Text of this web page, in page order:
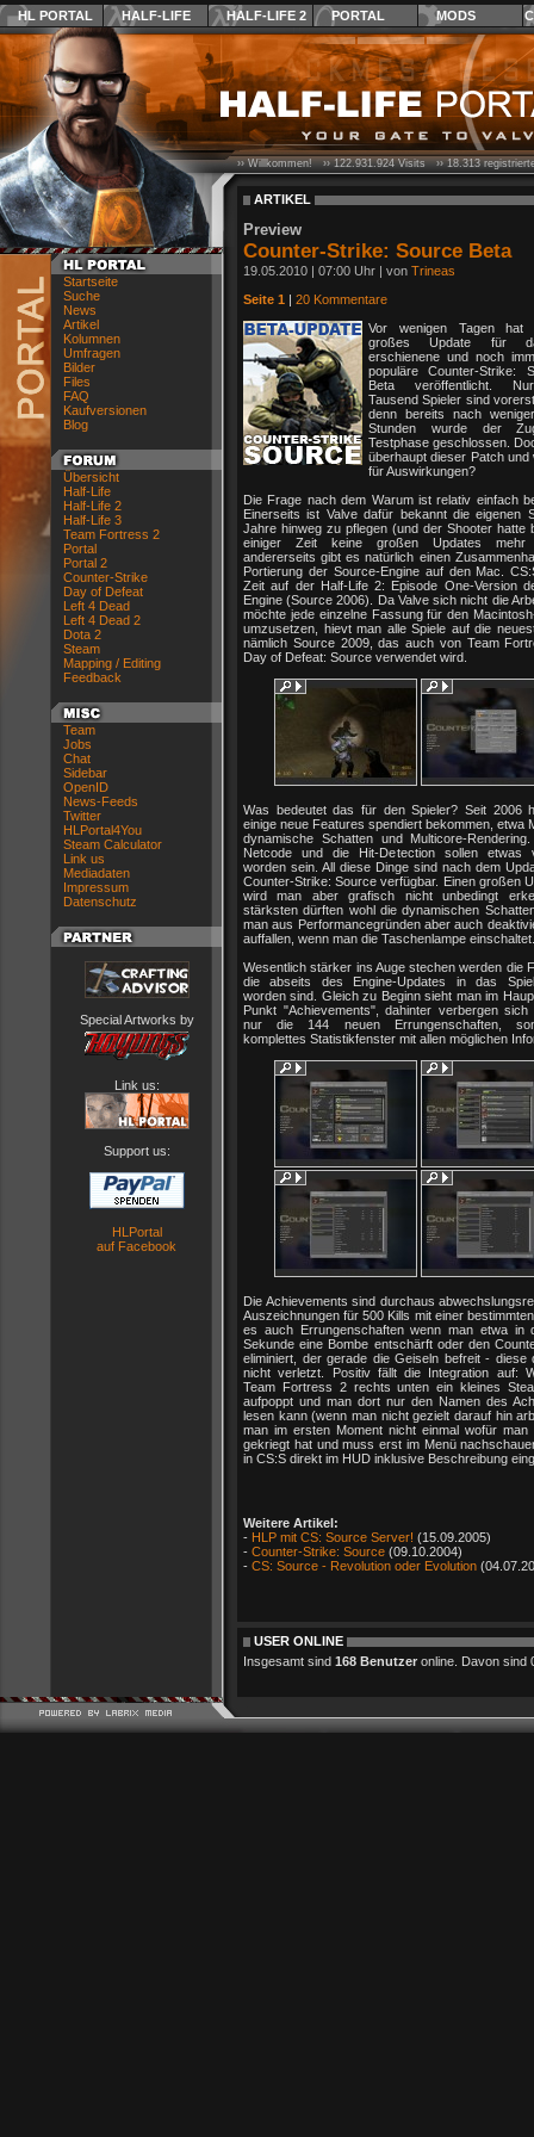
HL PORTAL HALF-LIFE HALF-LIFE 2 PORTAL MODS
Startseite
Suche
News
Artikel
Kolumnen
Umfragen
Bilder
Files
FAQ
Kaufversionen
Blog
Übersicht
Half-Life
Half-Life 2
Half-Life 3
Team Fortress 2
Portal
Portal 2
Counter-Strike
Day of Defeat
Left 4 Dead
Left 4 Dead 2
Dota 2
Steam
Mapping / Editing
Feedback
Team
Jobs
Chat
Sidebar
OpenID
News-Feeds
Twitter
HLPortal4You
Steam Calculator
Link us
Mediadaten
Impressum
Datenschutz
Special Artworks by
Link us:
Support us:
HLPortal
auf Facebook
›› Willkommen! ››122.931.924Visits ››18.313
ARTIKEL
Preview
Counter-Strike: Source Beta
19.05.2010 | 07:00 Uhr | von Trineas
Seite 1 | 20 Kommentare
Vor wenigen Tagen hat
großes Update für
erschienene und noch
populäre Counter-Strike:
Beta veröffentlicht.
Tausend Spieler sind
denn bereits nach
Stunden wurde der
Testphase geschlossen.
überhaupt dieser Patch und
für Auswirkungen?
Die Frage nach dem Warum ist relativ einfach
Einerseits ist Valve dafür bekannt die eigenen
Jahre hinweg zu pflegen (und der Shooter hatte
einiger Zeit keine großen Updates mehr
andererseits gibt es natürlich einen
Portierung der Source-Engine auf den Mac.
Zeit auf der Half-Life 2: Episode One-Version
Engine (Source 2006). Da Valve sich nicht die
möchte jede einzelne Fassung für den
umzusetzen, hievt man alle Spiele auf die
nämlich Source 2009, das auch von Team
Day of Defeat: Source verwendet wird.
Was bedeutet das für den Spieler? Seit 2006
einige neue Features spendiert bekommen, etwa
dynamische Schatten und Multicore-
Netcode und die Hit-Detection sollen etwas
worden sein. All diese Dinge sind nach dem
Counter-Strike: Source verfügbar. Einen großen
wird man aber grafisch nicht unbedingt
stärksten dürften wohl die dynamischen
man aus Performancegründen aber auch
auffallen, wenn man die Taschenlampe einschaltet.
Wesentlich stärker ins Auge stechen werden die
die abseits des Engine-Updates in das
worden sind. Gleich zu Beginn sieht man im
Punkt "Achievements", dahinter verbergen sich
nur die 144 neuen Errungenschaften,
komplettes Statistikfenster mit allen möglichen
Die Achievements sind durchaus
Auszeichnungen für 500 Kills mit einer
es auch Errungenschaften wenn man etwa in
Sekunde eine Bombe entschärft oder den
eliminiert, der gerade die Geiseln befreit - diese
nicht verletzt. Positiv fällt die Integration auf:
Team Fortress 2 rechts unten ein kleines
aufpoppt und man dort nur den Namen des
lesen kann (wenn man nicht gezielt darauf hin
man im ersten Moment nicht einmal wofür man
gekriegt hat und muss erst im Menü
in CS:S direkt im HUD inklusive Beschreibung
Weitere Artikel:
- HLP mit CS: Source Server! (15.09.2005)
- Counter-Strike: Source (09.10.2004)
- CS: Source - Revolution oder Evolution
USER ONLINE
Insgesamt sind 168 Benutzer online. Davon sind